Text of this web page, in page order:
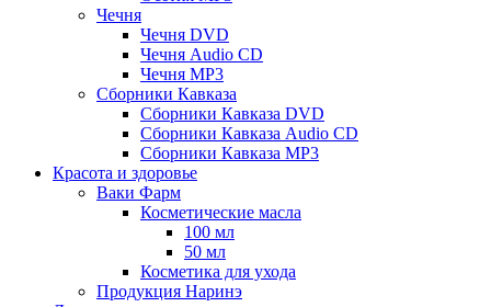
Чечня
Чечня DVD
Чечня Audio CD
Чечня MP3
Сборники Кавказа
Сборники Кавказа DVD
Сборники Кавказа Audio CD
Сборники Кавказа MP3
Красота и здоровье
Ваки Фарм
Косметические масла
100 мл
50 мл
Косметика для ухода
Продукция Наринэ